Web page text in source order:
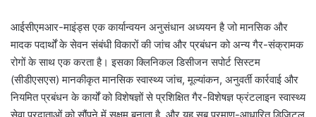
आईसीएमआर-माइंड्स एक कार्यान्वयन अनुसंधान अध्ययन है जो मानसिक और
मादक पदार्थों के सेवन संबंधी विकारों की जांच और प्रबंधन को अन्य गैर-संक्रामक
रोगों के साथ एक करता है। इसका क्लिनिकल डिसीजन सपोर्ट सिस्टम
(सीडीएसएस) मानकीकृत मानसिक स्वास्थ्य जांच, मूल्यांकन, अनुवर्ती कार्रवाई और
नियमित प्रबंधन के कार्यों को विशेषज्ञों से प्रशिक्षित गैर-विशेषज्ञ फ्रंटलाइन स्वास्थ्य